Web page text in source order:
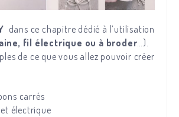
dans ce chapitre dédié à l’utilisation
fil électrique ou à broder…).
de ce que vous allez pouvoir créer
carrés
électrique